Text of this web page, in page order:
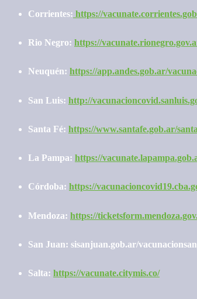
Corrientes: https://
Rio Negro: https://
Neuquén: https://app.andes.gob.ar/
San Luis: http://
Santa Fé: https://www.santafe.gob.ar/
La Pampa: https://
Córdoba: https://
Mendoza: https://
San Juan: sisanjuan.gob.ar/
Salta: https://vacunate.citymis.co/